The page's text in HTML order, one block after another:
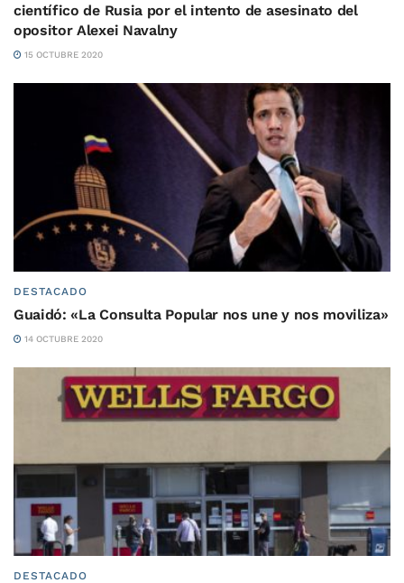
científico de Rusia por el intento de asesinato del
opositor Alexei Navalny
15 OCTUBRE 2020
DESTACADO
Guaidó: «La Consulta Popular nos une y nos moviliza»
14 OCTUBRE 2020
DESTACADO